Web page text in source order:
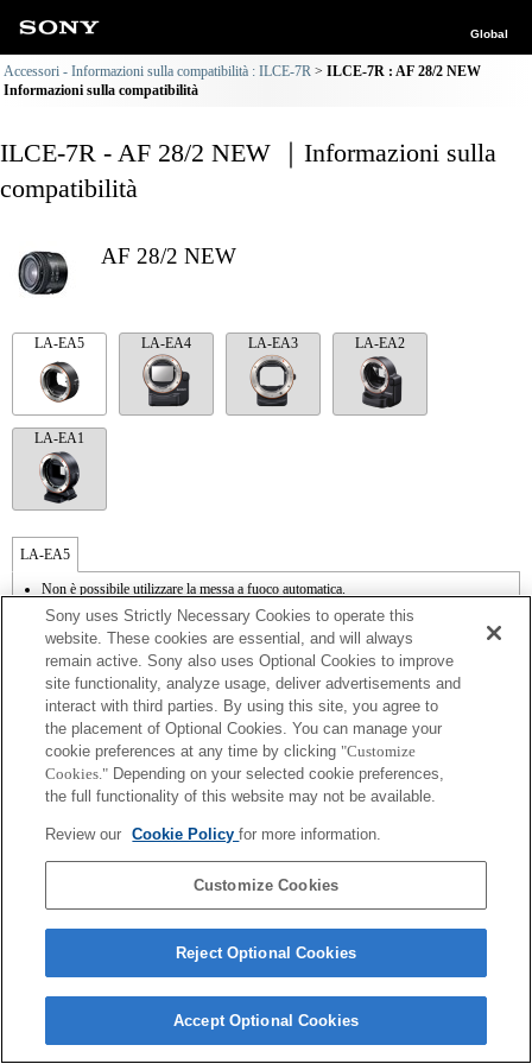
Global
Accessori - Informazioni sulla compatibilità : ILCE-7R
ILCE-7R : AF 28/2 NEW
Informazioni sulla compatibilità
ILCE-7R - AF 28/2 NEW ｜Informazioni sulla
compatibilità
AF 28/2 NEW
LA-EA5 LA-EA4 LA-EA3 LA-EA2
LA-EA1
LA-EA5
Non è possibile utilizzare la messa a fuoco automatica.
Disponibile con il supporto per il montaggio.
SteadyShot non supportata.
I rumori dovuti al funzionamento del diaframma vengono registrati dal microfono
interno.
Outside the A (Aperture priority), S (Shutter priority), and M (Manual) modes, the
shutter speed and the aperture can not be adjusted during the movie recording.
La funzione [Lens Comp] (Lens Compensation) non funziona.
Se viene inserito un [obiettivo A-mount] utilizzando il supporto per il montaggio, la
funzione MF assist non si attiva automaticamente quando viene ruotato il regolatore
di messa a fuoco. È possibile ingrandire l'immagine assegnando le funzioni [Focus
Magnifier] o [MF Assist] a qualsiasi tasto dal menu "Custom Key Settings"
Copyright 2026 Sony Corporation
Sony uses Strictly Necessary Cookies to operate this
website. These cookies are essential, and will always
remain active. Sony also uses Optional Cookies to improve
site functionality, analyze usage, deliver advertisements and
interact with third parties. By using this site, you agree to
the placement of Optional Cookies. You can manage your
cookie preferences at any time by clicking "Customize
Cookies." Depending on your selected cookie preferences,
the full functionality of this website may not be available.
Review our Cookie Policyfor more information.
Customize Cookies
Reject Optional Cookies
Accept Optional Cookies